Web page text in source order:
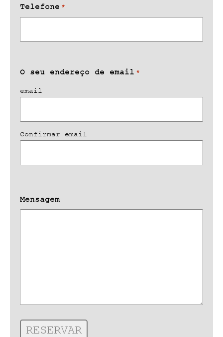
Telefone *
O seu endereço de email *
email
Confirmar email
Mensagem